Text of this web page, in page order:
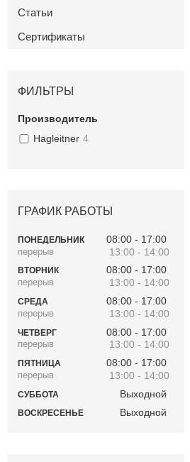
Статьи
Сертификаты
ФИЛЬТРЫ
Производитель
Hagleitner 4
ГРАФИК РАБОТЫ
ПОНЕДЕЛЬНИК 08:00
17:00
13:00
14:00
ВТОРНИК 08:00
17:00
13:00
14:00
СРЕДА 08:00
17:00
13:00
14:00
ЧЕТВЕРГ 08:00
17:00
13:00
14:00
ПЯТНИЦА 08:00
17:00
13:00
14:00
СУББОТА Выходной
ВОСКРЕСЕНЬЕ Выходной